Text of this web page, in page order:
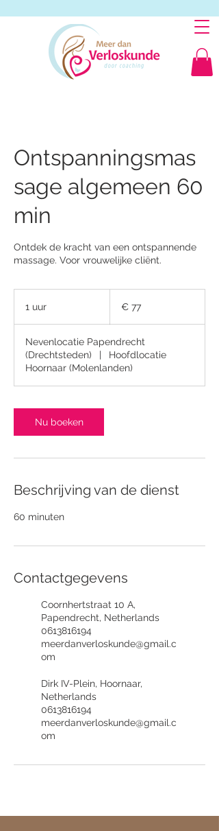
Ontspanningsmas
sage algemeen 60
min
Ontdek de kracht van een ontspannende
massage. Voor vrouwelijke cliënt.
1 uur € 77
Nevenlocatie Papendrecht
(Drechtsteden)
|
Hoofdlocatie
Hoornaar (Molenlanden)
Nu boeken
Beschrijving van de dienst
60 minuten
Contactgegevens
Coornhertstraat 10 A,
Papendrecht, Netherlands
0613816194
meerdanverloskunde@gmail.c
om
Dirk IV-Plein, Hoornaar,
Netherlands
0613816194
meerdanverloskunde@gmail.c
om